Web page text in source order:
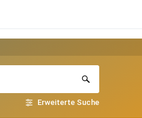
Erweiterte Suche